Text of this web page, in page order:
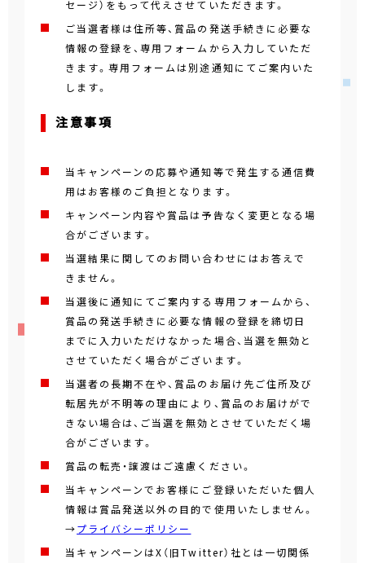
セージ）をもって代えさせていただきます。
ご当選者様は住所等、賞品の発送手続きに必要な
情報の登録を、専用フォームから入力していただ
きます。専用フォームは別途通知にてご案内いた
します。
注意事項
当キャンペーンの応募や通知等で発生する通信費
用はお客様のご負担となります。
キャンペーン内容や賞品は予告なく変更となる場
合がございます。
当選結果に関してのお問い合わせにはお答えで
きません。
当選後に通知にてご案内する専用フォームから、
賞品の発送手続きに必要な情報の登録を締切日
までに入力いただけなかった場合、当選を無効と
させていただく場合がございます。
当選者の長期不在や、賞品のお届け先ご住所及び
転居先が不明等の理由により、賞品のお届けがで
きない場合は、ご当選を無効とさせていただく場
合がございます。
賞品の転売・譲渡はご遠慮ください。
当キャンペーンでお客様にご登録いただいた個人
情報は賞品発送以外の目的で使用いたしません。
→プライバシーポリシー
当キャンペーンはX（旧Twitter）社とは一切関係